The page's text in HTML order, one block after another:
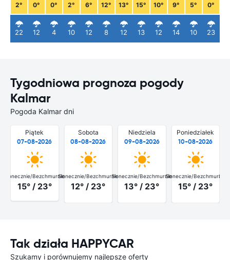
2°
22
0°
12
0°
4
2°
10
6°
12
12°
8
13°
12
15°
13
10°
12
9°
14
5°
10
0°
23
Tygodniowa prognoza pogody
Kalmar
Pogoda Kalmar dni
Piątek
07-08-2026
Słonecznie/Bezchmurnie
15° / 23°
Sobota
08-08-2026
Słonecznie/Bezchmurnie
12° / 23°
Niedziela
09-08-2026
Słonecznie/Bezchmurnie
13° / 23°
Poniedziałek
10-08-2026
Słonecznie/Bezchmurnie
15° / 23°
Tak działa HAPPYCAR
Szukamy i porównujemy najlepsze oferty